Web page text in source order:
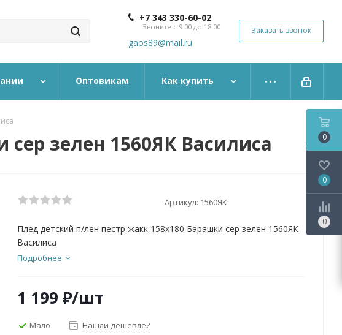
+7 343 330-60-02
Звоните с 9:00 до 18:00
gaos89@mail.ru
Заказать звонок
Оптовикам Как купить
зелен 1560ЯК Василиса
Артикул: 1560ЯК
Плед детский п/лен пестр жакк 158х180 Барашки сер зелен 1560ЯК
Василиса
Подробнее
1 199 ₽/шт
Мало Нашли дешевле?
0
0
0